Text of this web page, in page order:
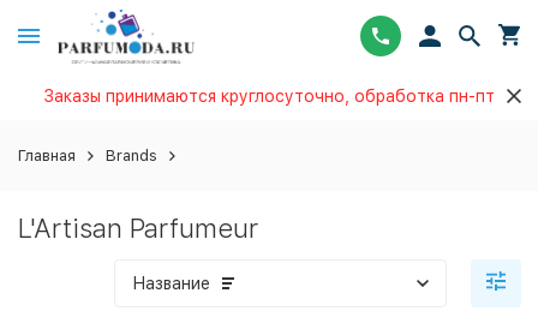
Заказы принимаются круглосуточно, обработка пн-пт
Главная Brands
L'Artisan Parfumeur
Название